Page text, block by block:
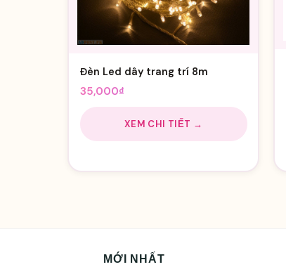
Đèn Led dây trang trí 8m
35,000₫
XEM CHI TIẾT →
MỚI NHẤT